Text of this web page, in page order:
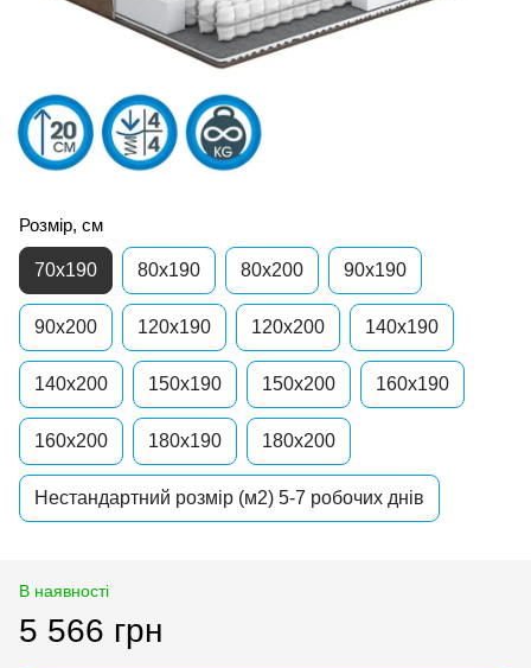
Розмір, см
70x190 80x190 80x200 90x190
90x200 120x190 120x200 140x190
140x200 150x190 150x200 160x190
160x200 180x190 180x200
Нестандартний розмір (м2) 5-7 робочих днів
В наявності
5 566 грн